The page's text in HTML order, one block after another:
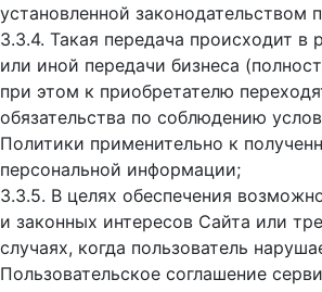
установленной законодательством
3.3.4. Такая передача происходит в
или иной передачи бизнеса
при этом к приобретателю
обязательства по соблюдению
Политики применительно к
персональной информации;
3.3.5. В целях обеспечения
и законных интересов Сайта или
случаях, когда пользователь
Пользовательское соглашение